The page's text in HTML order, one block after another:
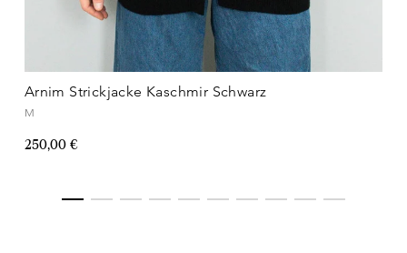
Arnim Strickjacke Kaschmir Schwarz
M
250,00 €